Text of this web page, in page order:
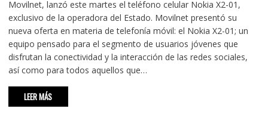
Movilnet, lanzó este martes el teléfono celular Nokia X2-01,
exclusivo de la operadora del Estado. Movilnet presentó su
nueva oferta en materia de telefonía móvil: el Nokia X2-01; un
equipo pensado para el segmento de usuarios jóvenes que
disfrutan la conectividad y la interacción de las redes sociales,
así como para todos aquellos que…
LEER MÁS